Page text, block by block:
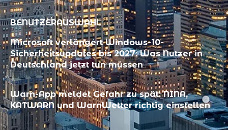
BENUTZERAUSWAHL
Microsoft verlängert Windows-10-
Sicherheitsupdates bis 2027: Was Nutzer in
Deutschland jetzt tun müssen
Warn-App meldet Gefahr zu spät: NINA,
KATWARN und WarnWetter richtig einstellen